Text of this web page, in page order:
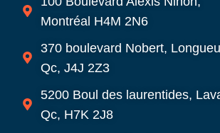
Montréal H4M 2N6
370 boulevard Nobert,
Qc, J4J 2Z3
5200 Boul des laurentides,
Qc, H7K 2J8